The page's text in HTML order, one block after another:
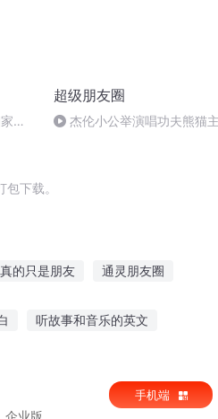
的
超级朋友圈
杰伦小公举演唱功夫熊猫
下载。
的只是朋友 通灵朋友圈
听故事和音乐的英文
企业版
手机端